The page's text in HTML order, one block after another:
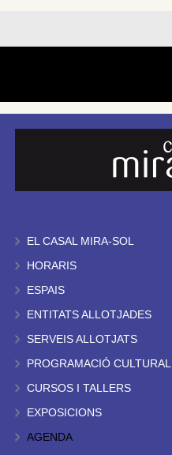
EL CASAL MIRA-SOL
HORARIS
ESPAIS
ENTITATS ALLOTJADES
SERVEIS ALLOTJATS
PROGRAMACIÓ CULTURAL
CURSOS I TALLERS
EXPOSICIONS
AGENDA